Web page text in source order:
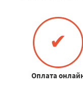
✔
Оплата